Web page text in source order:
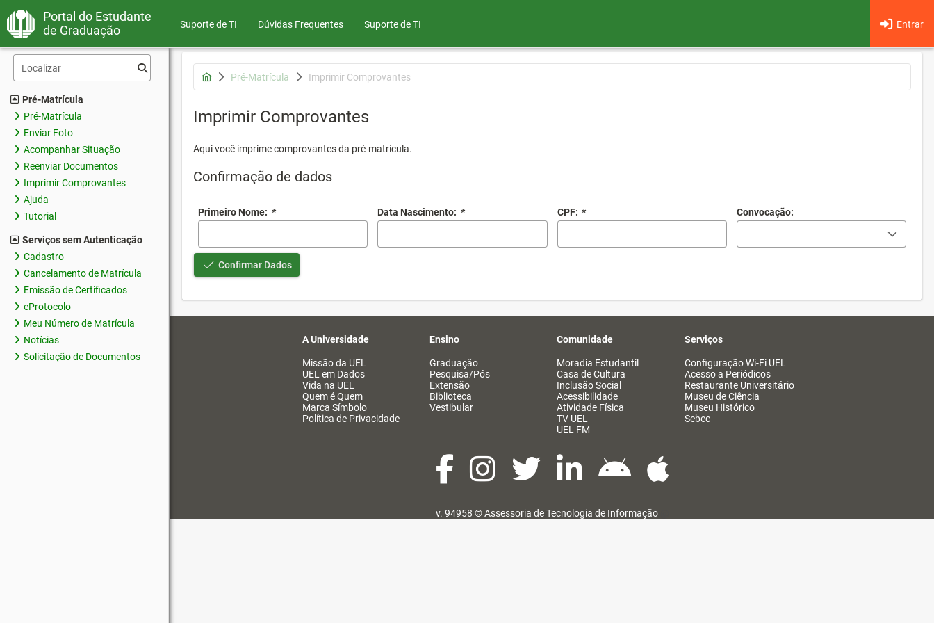
Portal do Estudante
de Graduação
Suporte de TI Dúvidas Frequentes Entrar
Suporte de TI
Pré-Matrícula
Pré-Matrícula
Enviar Foto
Acompanhar Situação
Reenviar Documentos
Imprimir Comprovantes
Ajuda
Tutorial
Serviços sem Autenticação
Cadastro
Cancelamento de Matrícula
Emissão de Certificados
eProtocolo
Meu Número de Matrícula
Notícias
Solicitação de Documentos
Pré-Matrícula Imprimir Comprovantes
Imprimir Comprovantes
Aqui você imprime comprovantes da pré-matrícula.
Confirmação de dados
Primeiro Nome: * Data Nascimento: * CPF: * Convocação:
Confirmar Dados
A Universidade
Missão da UEL
UEL em Dados
Vida na UEL
Quem é Quem
Marca Símbolo
Política de Privacidade
Ensino
Graduação
Pesquisa/Pós
Extensão
Biblioteca
Vestibular
Comunidade
Moradia Estudantil
Casa de Cultura
Inclusão Social
Acessibilidade
Atividade Física
TV UEL
UEL FM
Serviços
Configuração Wi-Fi UEL
Acesso a Periódicos
Restaurante Universitário
Museu de Ciência
Museu Histórico
Sebec
v. 94958 ©Assessoria de Tecnologia de Informação